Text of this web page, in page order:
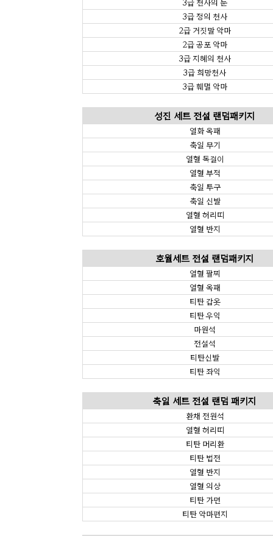
3급 정의 천사
2급 거짓말 악마
2급 공포 악마
3급 지혜의 천사
3급 희망천사
3급 훼멸 악마
성진 세트 전설 랜덤패키지
열화 옥패
축일 무기
열혈 목걸이
열혈 부적
축일 투구
축일 신발
열혈 허리띠
열혈 반지
호월세트 전설 랜덤패키지
열혈 팔찌
열혈 옥패
티탄 갑옷
티탄 우익
마원석
전설석
티탄신발
티탄 좌익
축일 세트 전설 랜덤 패키지
환채 전원석
열혈 허리띠
티탄 머리환
티탄 법전
열혈 반지
열혈 의상
티탄 가면
티탄 악마편지